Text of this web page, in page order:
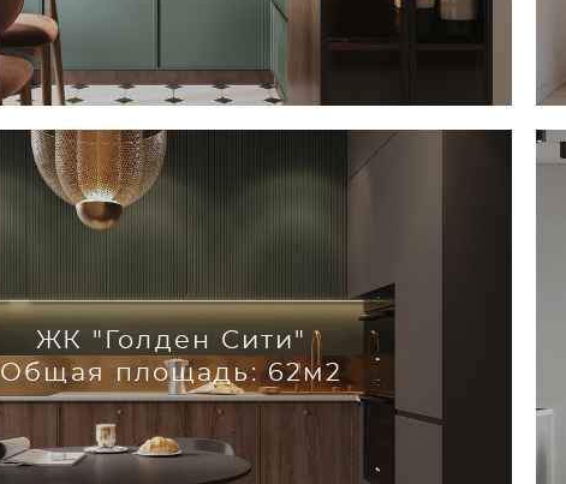
ЖК "Голден Сити"
Общая площадь: 62м2